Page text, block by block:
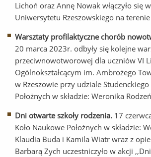
Lichoń oraz Annę Nowak włączyło się
Uniwersytetu Rzeszowskiego na
Warsztaty profilaktyczne chorób
20 marca 2023r. odbyły się kolejne
przeciwnowotworowej dla uczniów VI
Ogólnokształcącym im. Ambrożego
w Rzeszowie przy udziale Studenckiego
Położnych w składzie: Weronika
Dni otwarte szkoły rodzenia. 17
Koło Naukowe Położnych w składzie:
Klaudia Buda i Kamila Wiatr wraz z
Barbarą Zych uczestniczyło w akcji